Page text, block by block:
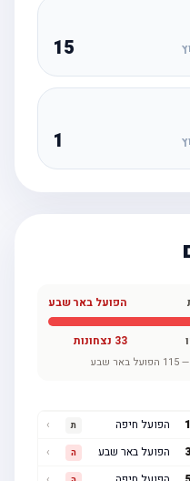
15
הפועל באר שבע
33נצחונות
115הפועל באר שבע
הפועל חיפה
הפועל באר שבע